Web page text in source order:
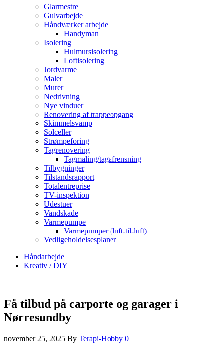
Glarmestre
Gulvarbejde
Håndværker arbejde
Handyman
Isolering
Hulmursisolering
Loftisolering
Jordvarme
Maler
Murer
Nedrivning
Nye vinduer
Renovering af trappeopgang
Skimmelsvamp
Solceller
Strømpeforing
Tagrenovering
Tagmaling/tagafrensning
Tilbygninger
Tilstandsrapport
Totalentreprise
TV-inspektion
Udestuer
Vandskade
Varmepumpe
Varmepumper (luft-til-luft)
Vedligeholdelsesplaner
Håndarbejde
Kreativ / DIY
Få tilbud på carporte og garager i
Nørresundby
november 25, 2025 By Terapi-Hobby 0